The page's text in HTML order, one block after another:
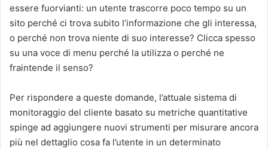
essere fuorvianti: un utente trascorre poco tempo su un
sito perché ci trova subito l’informazione che gli interessa,
o perché non trova niente di suo interesse? Clicca spesso
su una voce di menu perché la utilizza o perché ne
fraintende il senso?
Per rispondere a queste domande, l’attuale sistema di
monitoraggio del cliente basato su metriche quantitative
spinge ad aggiungere nuovi strumenti per misurare ancora
più nel dettaglio cosa fa l’utente in un determinato